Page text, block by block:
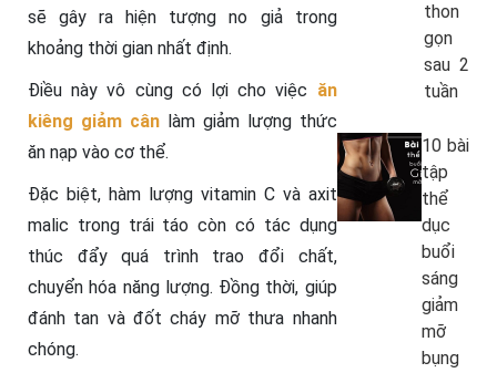
sẽ gây ra hiện tượng no giả trong
khoảng thời gian nhất định.
Điều này vô cùng có lợi cho việc ăn
kiêng giảm cânlàm giảm lượng thức
ăn nạp vào cơ thể.
Đặc biệt, hàm lượng vitamin C và axit
malic trong trái táo còn có tác dụng
thúc đẩy quá trình trao đổi chất,
chuyển hóa năng lượng. Đồng thời, giúp
đánh tan và đốt cháy mỡ thưa nhanh
chóng.
thon
gọn
sau 2
tuần
10 bài
tập
thể
dục
buổi
sáng
giảm
mỡ
bụng